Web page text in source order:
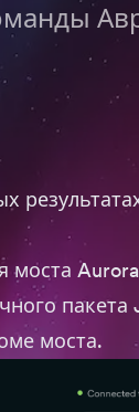
моста Aurora
пакета
моста.